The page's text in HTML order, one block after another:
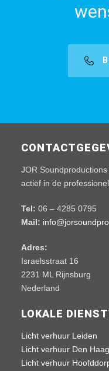
JOR
actief in de
Tel: 06 – 4285 0795
Mail:
Adres:
Israelsstraat 16
2231 ML Rijnsburg
Nederland
LOKALE
Licht verhuur Leiden
Licht verhuur Den Haag
Licht verhuur